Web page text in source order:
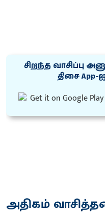
சிறந்த வாசிப்பு
திசை App-
அதிகம்